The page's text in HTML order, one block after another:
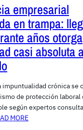
empresarial
en trampa:
años otorga
casi absoluta
impuntualidad crónica se
de protección laboral
según expertos
MORE